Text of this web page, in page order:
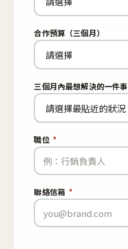
合作預算（三個月）
三個月內最想解決的一件事
職位 *
聯絡信箱 *